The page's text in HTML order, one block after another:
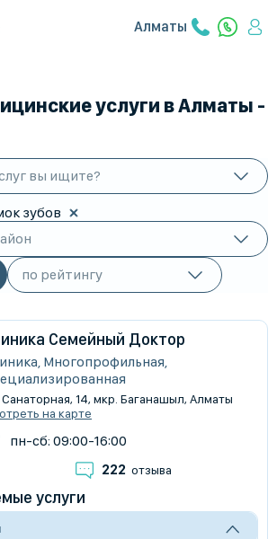
Алматы
услуги в Алматы -
вы ищите?
зубов
Семейный Доктор
Многопрофильная,
Санаторная, 14, мкр. Баганашыл, Алматы
на карте
пн-сб: 09:00-16:00
222 отзыва
услуги